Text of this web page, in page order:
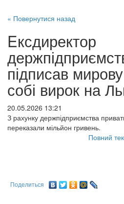
« Повернутися назад
Eксдиректор
підписав
собі вирок на
20.05.2026 13:21
З рахунку держпідприємства
переказали мільйон гривень.
Повний
Поделиться